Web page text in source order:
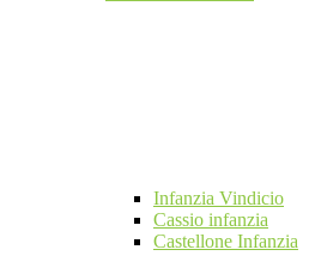
Infanzia Vindicio
Cassio infanzia
Castellone Infanzia